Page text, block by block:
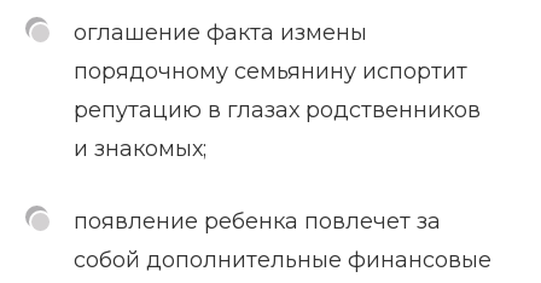
оглашение факта измены
порядочному семьянину испортит
репутацию в глазах родственников
и знакомых;
появление ребенка повлечет за
собой дополнительные финансовые